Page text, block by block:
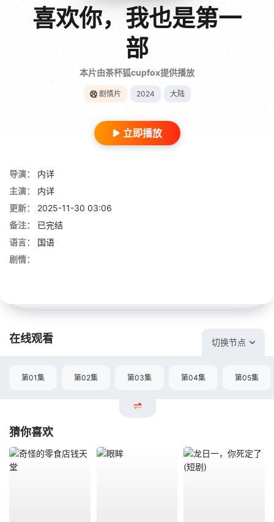
喜欢你，我也是第一
部
本片由茶杯狐cupfox提供播放
剧情片 2024 大陆
立即播放
导演：
内详
主演：
内详
更新：
2025-11-30 03:06
备注：
已完结
语言：
国语
剧情：
在线观看 切换节点
第01集 第02集 第03集 第04集 第05集
猜你喜欢